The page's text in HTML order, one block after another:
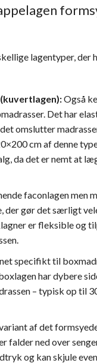
lagentyper, der
Også
Det har
omslutter
cm af denne
da det er nemt at
faconlagen men
der gør det særligt
er fleksible og
specifikt til
har dybere
– typisk op til
af det
falder ned over
og kan skjule